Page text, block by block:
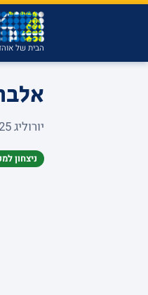
הבית של
יורוליג 2024-25 · מחזור 12 · יום חמישי, 28 בנובמבר 2024 · UBER ARENA · 4,897 צופים
ניצחון